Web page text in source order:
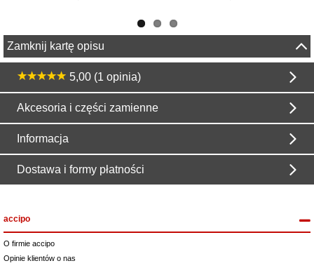
Zamknij kartę opisu
5,00 (1 opinia)
Akcesoria i części zamienne
Informacja
Dostawa i formy płatności
accipo
O firmie accipo
Opinie klientów o nas